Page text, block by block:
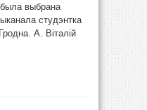
выбрана
студэнтка
А. Віталій